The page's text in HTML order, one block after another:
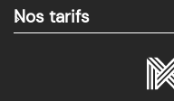
>
Nos tarifs